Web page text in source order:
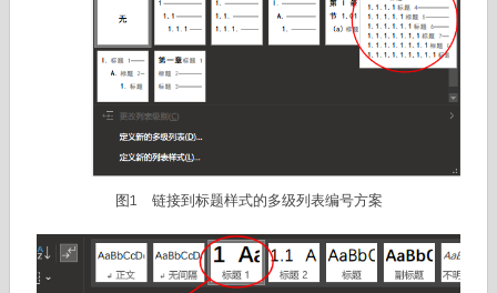
图1 链接到标题样式的多级列表编号方案